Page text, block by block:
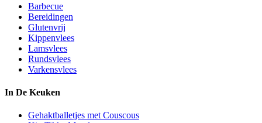
Barbecue
Bereidingen
Glutenvrij
Kippenvlees
Lamsvlees
Rundsvlees
Varkensvlees
In De Keuken
Gehaktballetjes met Couscous